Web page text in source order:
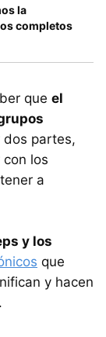
la
completos
que el
dos partes,
los
a
y los
que
y hacen